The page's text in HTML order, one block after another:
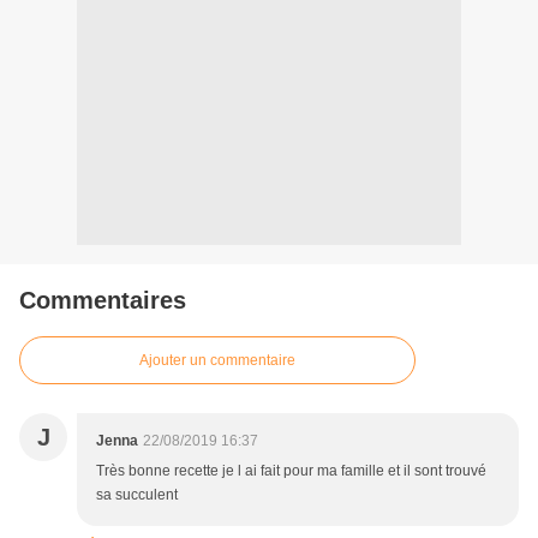
Commentaires
Ajouter un commentaire
J Jenna 22/08/2019 16:37
Très bonne recette je l ai fait pour ma famille et il sont trouvé
sa succulent